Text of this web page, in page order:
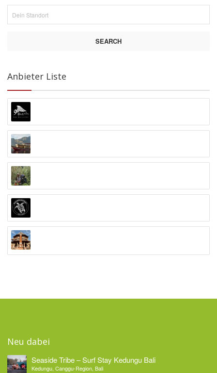
SEARCH
Anbieter Liste
Neu dabei
Seaside Tribe – Surf Stay Kedungu Bali
Kedungu, Canggu-Region, Bali